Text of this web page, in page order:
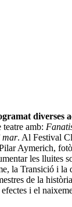
diverses
teatre amb:
mar. Al Festival
Aymerich,
les lluites
la Transició i la
de la
i el